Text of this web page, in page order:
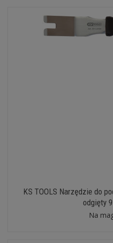
KS TOOLS Narzędzie do
odgięty
Na